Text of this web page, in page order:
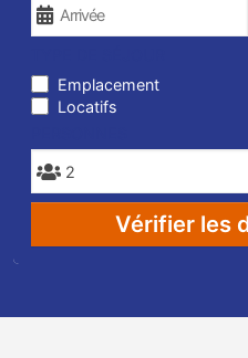
Emplacement
Locatifs
Vérifier les